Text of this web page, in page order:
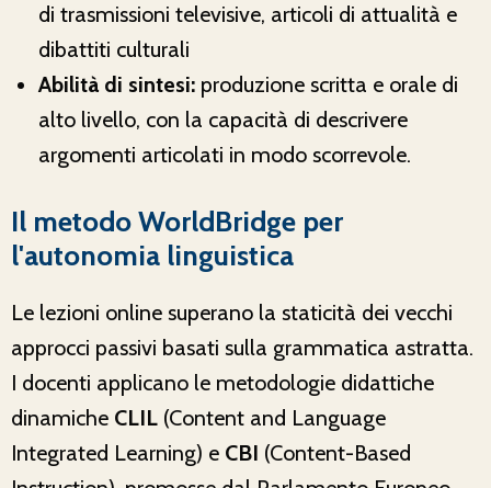
di trasmissioni televisive, articoli di attualità e
dibattiti culturali
Abilità di sintesi: produzione scritta e orale di
alto livello, con la capacità di descrivere
argomenti articolati in modo scorrevole.
Il metodo WorldBridge per
l'autonomia linguistica
Le lezioni online superano la staticità dei vecchi
approcci passivi basati sulla grammatica astratta.
I docenti applicano le metodologie didattiche
dinamiche CLIL (Content and Language
Integrated Learning) e CBI (Content-Based